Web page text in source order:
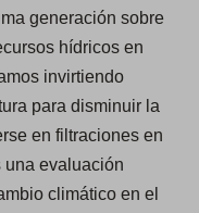
generación sobre
hídricos en
invirtiendo
para disminuir la
en filtraciones en
una evaluación
climático en el